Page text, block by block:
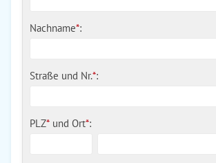
Nachname*:
Straße und Nr.*:
PLZ* und Ort*: